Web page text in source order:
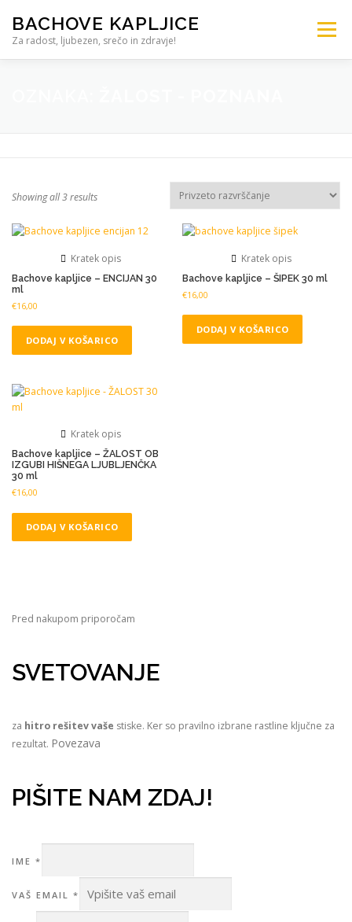
BACHOVE KAPLJICE
Za radost, ljubezen, srečo in zdravje!
Meni
TERAPIJA KONTAKT – 041 905 704
Showing all 3 results
Kratek opis
Bachove kapljice – ENCIJAN 30
ml
€16,00
DODAJ V KOŠARICO
Kratek opis
Bachove kapljice – ŠIPEK 30 ml
€16,00
DODAJ V KOŠARICO
Kratek opis
Bachove kapljice – ŽALOST OB
IZGUBI HIŠNEGA LJUBLJENČKA
30 ml
€16,00
DODAJ V KOŠARICO
Pred nakupom priporočam
SVETOVANJE
za hitro rešitev vaše stiske. Ker so pravilno izbrane rastline ključne za
rezultat. Povezava
PIŠITE NAM ZDAJ!
IME *
VAŠ EMAIL *